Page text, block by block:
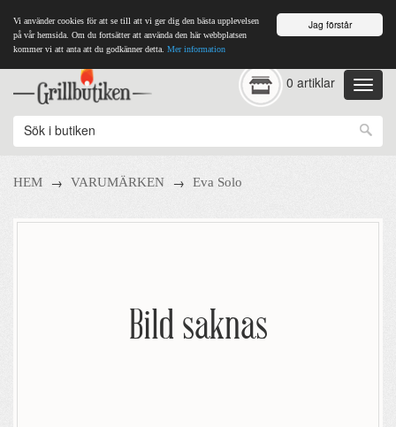
Jag förstår
Vi använder cookies för att se till att vi ger dig den bästa upplevelsen
på vår hemsida. Om du fortsätter att använda den här webbplatsen
kommer vi att anta att du godkänner detta. Mer information
0 artiklar
HEM → VARUMÄRKEN → Eva Solo
Bild saknas